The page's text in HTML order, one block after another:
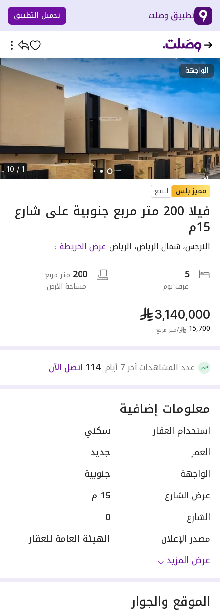
تطبيق وصلت تحميل التطبيق
الواجهة
1 / 10
مميز بلس للبيع
فيلا 200 متر مربع جنوبية على شارع
15م
النرجس، شمال الرياض، الرياض عرض الخريطة
5
غرف نوم
200 متر مربع
مساحة الأرض
3,140,000
15,700
/متر مربع
عدد المشاهدات آخر 7 أيام 114 اتصل الآن
معلومات إضافية
استخدام العقار
سكني
العمر
جديد
الواجهة
جنوبية
عرض الشارع
15 م
الشارع
0
مصدر الإعلان
الهيئة العامة للعقار
عرض المزيد
الموقع والجوار